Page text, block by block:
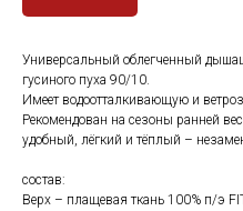
Универсальный облегченный
гусиного пуха 90/10.
Имеет водоотталкивающую и
Рекомендован на сезоны ранней
удобный, лёгкий и тёплый –
состав:
Верх – плащевая ткань 100% п/э